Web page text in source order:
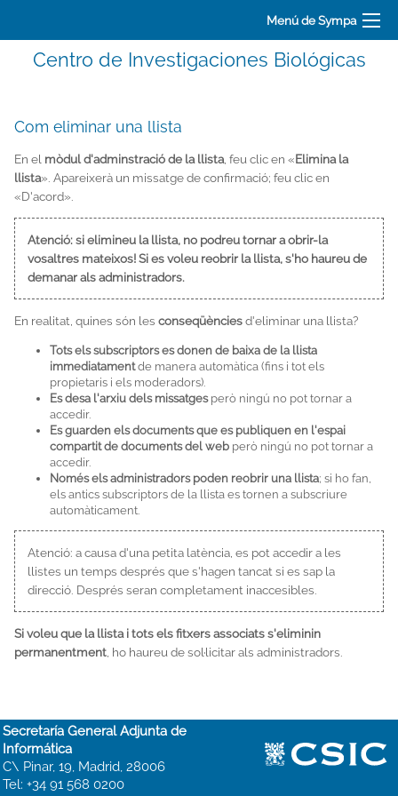
Menú de Sympa
Centro de Investigaciones Biológicas
Com eliminar una llista
En el mòdul d'adminstració de la llista , feu clic en «Elimina la
llista». Apareixerà un missatge de confirmació; feu clic en
«D'acord».
Atenció: si elimineu la llista, no podreu tornar a obrir-la
vosaltres mateixos! Si es voleu reobrir la llista, s'ho haureu de
demanar als administradors.
En realitat, quines són les conseqüènciesd'eliminar una llista?
Tots els subscriptors es donen de baixa de la llista
immediatamentde manera automàtica (fins i tot els
propietaris i els moderadors).
Es desa l'arxiu dels missatgesperò ningú no pot tornar a
accedir.
Es guarden els documents que es publiquen en l'espai
compartit de documents del web però ningú no pot tornar a
accedir.
Només els administradors poden reobrir una llista; si ho fan,
els antics subscriptors de la llista es tornen a subscriure
automàticament.
Atenció: a causa d'una petita latència, es pot accedir a les
llistes un temps després que s'hagen tancat si es sap la
direcció. Després seran completament inaccesibles.
Si voleu que la llista i tots els fitxers associats s'eliminin
permanentment , ho haureu de sol·licitar als administradors.
Secretaría General Adjunta de
Informática
C\ Pinar, 19, Madrid, 28006
Tel: +34 91 568 0200